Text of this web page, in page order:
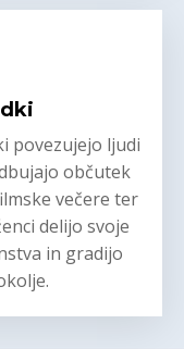
povezujejo ljudi
občutek
večere ter
delijo svoje
in gradijo